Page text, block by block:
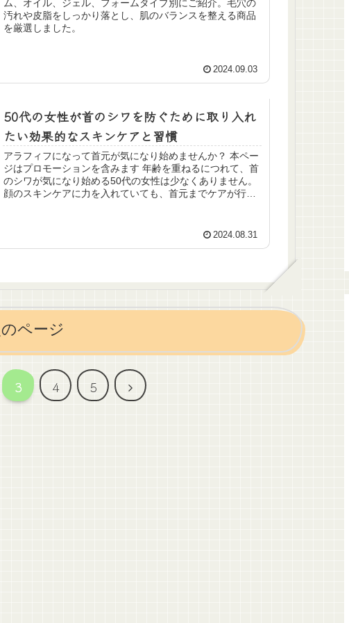
ム、オイル、ジェル、フォームタイプ別にご紹介。毛穴の
汚れや皮脂をしっかり落とし、肌のバランスを整える商品
を厳選しました。
2024.09.03
50代の女性が首のシワを防ぐために取り入れ
たい効果的なスキンケアと習慣
アラフィフになって首元が気になり始めませんか？ 本ペー
ジはプロモーションを含みます 年齢を重ねるにつれて、首
のシワが気になり始める50代の女性は少なくありません。
顔のスキンケアに力を入れていても、首元までケアが行き
2024.08.31
ページ
3 4 5
次